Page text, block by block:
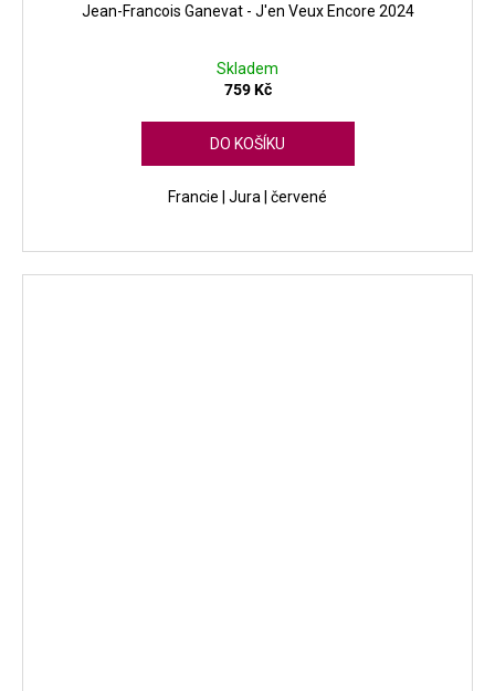
Jean-Francois Ganevat - J'en Veux Encore 2024
Skladem
759 Kč
DO KOŠÍKU
Francie | Jura | červené